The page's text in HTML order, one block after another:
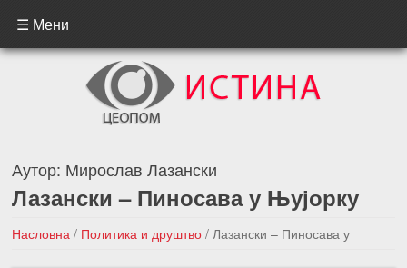
☰ Мени
Аутор: Мирослав Лазански
Лазански – Пиносава у Њујорку
Насловна / Политика и друштво / Лазански – Пиносава у
Њујорку